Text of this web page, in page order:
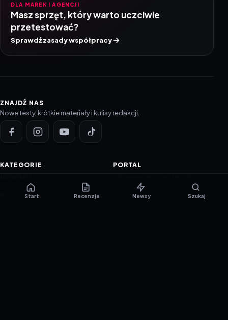
DLA MAREK I AGENCJI
Masz sprzęt, który warto uczciwie
przetestować?
Sprawdź zasady współpracy
ZNAJDŹ NAS
Nowe testy, krótkie materiały i kulisy redakcji.
KATEGORIE
PORADNIKI
PORTAL
Polityka prywatności
Start Recenzje Newsy Szukaj